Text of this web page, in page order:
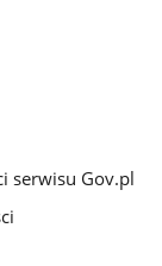
serwisu Gov.pl